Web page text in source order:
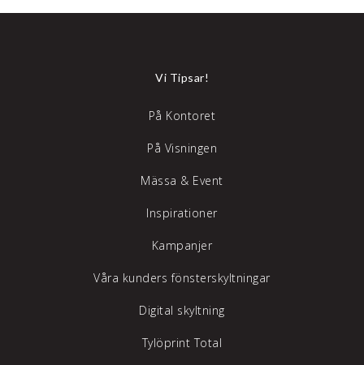
Vi Tipsar!
På Kontoret
På Visningen
Mässa & Event
Inspirationer
Kampanjer
Våra kunders fönsterskyltningar
Digital skyltning
Tylöprint Total